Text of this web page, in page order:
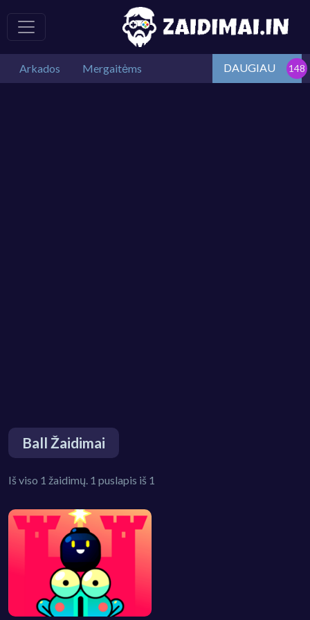
Arkados Mergaitėms DAUGIAU
Ball Žaidimai
Iš viso 1 žaidimų. 1 puslapis iš 1